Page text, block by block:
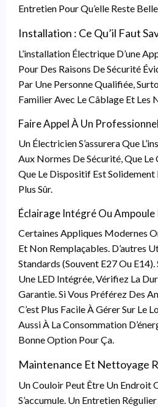
Entretien Pour Qu’elle Reste
Installation : Ce Qu’il Faut
L’installation Électrique D’une
Pour Des Raisons De Sécurité
Par Une Personne Qualifiée,
Familier Avec Le Câblage Et Les
Faire Appel À Un Professionnel
Un Électricien S’assurera Que
Aux Normes De Sécurité, Que
Que Le Dispositif Est Solidement
Plus Sûr.
Éclairage Intégré Ou Ampoule
Certaines Appliques Modernes
Et Non Remplaçables. D’autres
Standards (souvent E27 Ou
Une LED Intégrée, Vérifiez La
Garantie. Si Vous Préférez Des
C’est Plus Facile À Gérer Sur Le
Aussi À La Consommation
Bonne Option Pour Ça.
Maintenance Et Nettoyage
Un Couloir Peut Être Un Endroit
S’accumule. Un Entretien